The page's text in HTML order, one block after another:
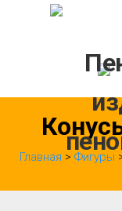
Главная > Фигуры